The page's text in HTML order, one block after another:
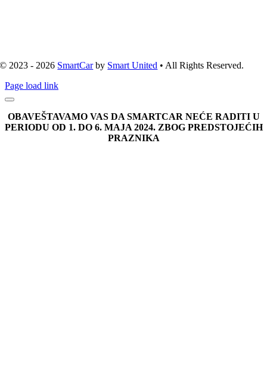
© 2023 - 2026 SmartCarby Smart United • All Rights Reserved.
Page load link
OBAVEŠTAVAMO VAS DA SMARTCAR NEĆE RADITI U
PERIODU OD 1. DO 6. MAJA 2024. ZBOG PREDSTOJEĆIH
PRAZNIKA